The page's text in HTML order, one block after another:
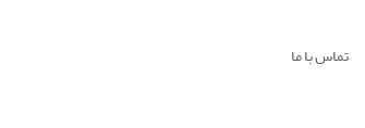
تماس با ما